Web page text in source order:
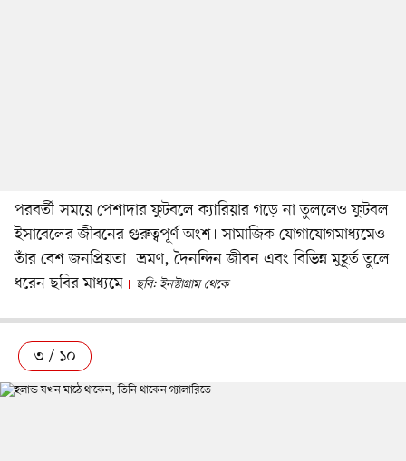
পরবর্তী সময়ে পেশাদার ফুটবলে ক্যারিয়ার গড়ে না তুললেও ফুটবল
ইসাবেলের জীবনের গুরুত্বপূর্ণ অংশ। সামাজিক যোগাযোগমাধ্যমেও
তাঁর বেশ জনপ্রিয়তা। ভ্রমণ, দৈনন্দিন জীবন এবং বিভিন্ন মুহূর্ত তুলে
ধরেন ছবির মাধ্যমে
ছবি: ইনস্টাগ্রাম থেকে
৩ / ১০